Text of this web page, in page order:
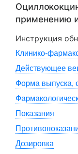
применению
Инструкция
Клинико-
Действующее
Форма выпуска,
Показания
Дозировка